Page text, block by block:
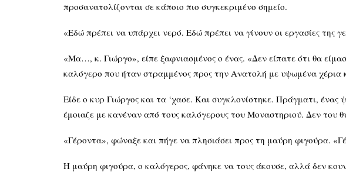
προσανατολίζονται σε κάποιο πιο συγκεκριμένο σημείο.
«Εδώ πρέπει να υπάρχει νερό. Εδώ πρέπει να γίνουν οι εργασίες της
«Μα…, κ. Γιώργο», είπε ξαφνιασμένος ο ένας. «Δεν είπατε ότι θα
καλόγερο που ήταν στραμμένος προς την Ανατολή με υψωμένα χέρια
Είδε ο κυρ Γιώργος και τα ‘χασε. Και συγκλονίστηκε. Πράγματι,
έμοιαζε με κανέναν από τους καλόγερους του Μοναστηριού. Δεν του
«Γέροντα», φώναξε και πήγε να πλησιάσει προς τη μαύρη φιγούρα.
Η μαύρη φιγούρα, ο καλόγερος, φάνηκε να τους άκουσε, αλλά δεν